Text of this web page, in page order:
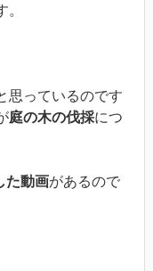
思っているのです
庭の木の伐採につ
た動画があるので